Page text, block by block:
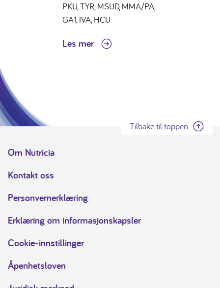
PKU, TYR, MSUD, MMA/PA,
GA1, IVA, HCU
Les mer
Tilbake til toppen
Om Nutricia
Kontakt oss
Personvernerklæring
Erklæring om informasjonskapsler
Cookie-innstillinger
Åpenhetsloven